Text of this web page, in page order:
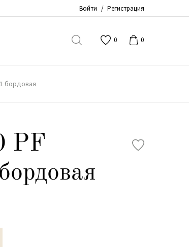
Войти / Регистрация
0 0
бордовая
PF